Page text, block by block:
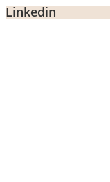
Linkedin